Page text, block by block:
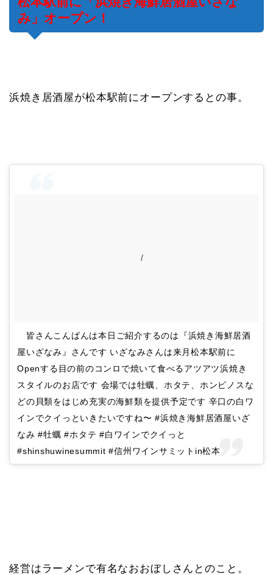
み」オープン！
浜焼き居酒屋が松本駅前にオープンするとの事。
ｌ
皆さんこんばんは本日ご紹介するのは『浜焼き海鮮居酒
屋いざなみ』さんです いざなみさんは来月松本駅前に
Openする目の前のコンロで焼いて食べるアツアツ浜焼き
スタイルのお店です 会場では牡蠣、ホタテ、ホンビノスな
どの貝類をはじめ充実の海鮮類を提供予定です 辛口の白ワ
インでクイっといきたいですね〜 #浜焼き海鮮居酒屋いざ
なみ #牡蠣 #ホタテ #白ワインでクイっと
#shinshuwinesummit #信州ワインサミットin松本
経営はラーメンで有名なおおぼしさんとのこと。